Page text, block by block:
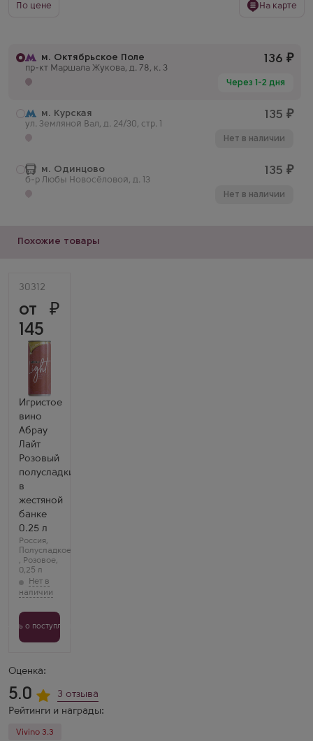
Оценка:
5.0
3 отзыва
Рейтинги и награды:
Vivino 3.3
По цене
На карте
м. Октябрьское Поле
пр-кт Маршала Жукова, д. 78, к. 3
136 ₽
Через 1-2 дня
м. Курская
ул. Земляной Вал, д. 24/30, стр. 1
135 ₽
Нет в наличии
м. Одинцово
б-р Любы Новосёловой, д. 13
135 ₽
Нет в наличии
Похожие товары
Артикул
30312
от
145
Игристое
вино
Абрау
Лайт
Розовый
полусладкий
в
жестяной
банке
0.25 л
Россия,
Полусладкое
, Розовое,
0,25 л
Полусладкое
Игристое
вино
Abrau-
Durso
Abrau
Light
Rose
Can
Производитель
Абрау-
Дюрсо
(Русский
Шампанский
Дом)
Бренд
Абрау
Лайт
о поступлении